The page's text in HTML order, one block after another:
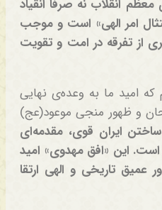
انقلاب نه صرفاً انقیاد
امر الهی» است و موجب
از تفرقه در امت و تقویت
که امید ما به وعده‌ی نهایی
و ظهور منجی موعود(عج)
ایران قوی، مقدمه‌ای
این «افق مهدوی» امید
عمیق تاریخی و الهی ارتقا